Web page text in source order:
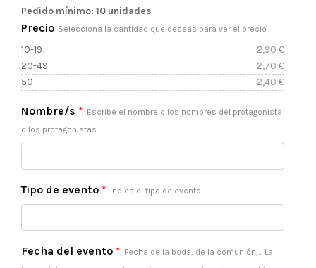
2,40 €
hasta
2,90 €
Pedido mínimo: 10 unidades
Precio Selecciona la cantidad que deseas para ver el precio
10-19 2,90 €
20-49
2,70 €
50-
2,40 €
Nombre/s * Escribe el nombre o los nombres del protagonista
o los protagonistas.
Tipo de evento * Indica el tipo de evento
Fecha del evento * Fecha de la boda, de la comunión,... La